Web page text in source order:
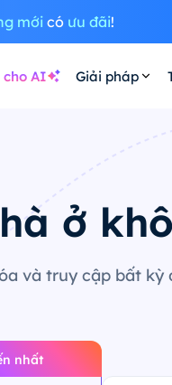
mớicó ưu đãi!
cho AI Giải pháp
ở
và truy cập bất kỳ
nhất